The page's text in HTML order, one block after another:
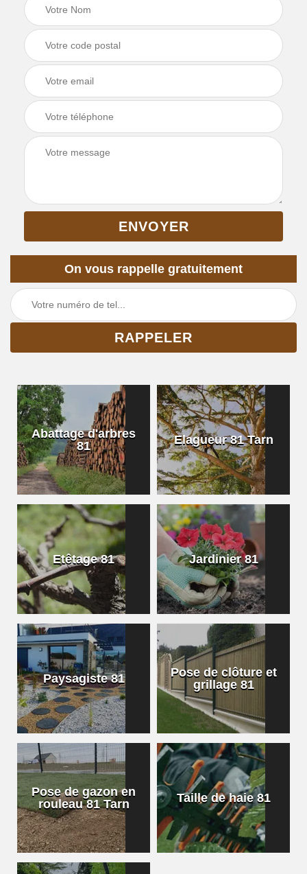
On vous rappelle gratuitement
Abattage d'arbres
81
Elagueur 81 Tarn
Etêtage 81 Jardinier 81
Paysagiste 81
Pose de clôture et
grillage 81
Pose de gazon en
rouleau 81 Tarn
Taille de haie 81